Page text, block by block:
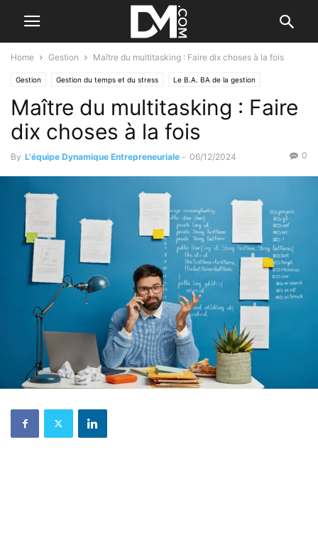
Home Gestion Maître du multitasking : Faire dix choses à la fois
Gestion Gestion du temps et du stress Le B.A. BA de la gestion
Management Les qualités de l'entrepreneur
Maître du multitasking : Faire
dix choses à la fois
By L'équipe Dynamique Entrepreneuriale - 06/12/2024 0